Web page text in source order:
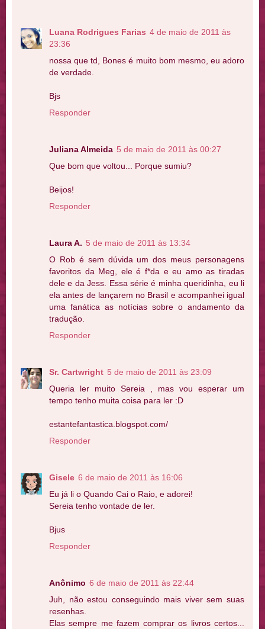
Luana Rodrigues Farias 4 de maio de 2011 às
23:36
nossa que td, Bones é muito bom mesmo, eu adoro
de verdade.
Bjs
Responder
Juliana Almeida 5 de maio de 2011 às 00:27
Que bom que voltou... Porque sumiu?
Beijos!
Responder
Laura A. 5 de maio de 2011 às 13:34
O Rob é sem dúvida um dos meus personagens
favoritos da Meg, ele é f*da e eu amo as tiradas
dele e da Jess. Essa série é minha queridinha, eu li
ela antes de lançarem no Brasil e acompanhei igual
uma fanática as notícias sobre o andamento da
tradução.
Responder
Sr. Cartwright 5 de maio de 2011 às 23:09
Queria ler muito Sereia , mas vou esperar um
tempo tenho muita coisa para ler :D
estantefantastica.blogspot.com/
Responder
Gisele 6 de maio de 2011 às 16:06
Eu já li o Quando Cai o Raio, e adorei!
Sereia tenho vontade de ler.
Bjus
Responder
Anônimo 6 de maio de 2011 às 22:44
Juh, não estou conseguindo mais viver sem suas
resenhas.
Elas sempre me fazem comprar os livros certos...